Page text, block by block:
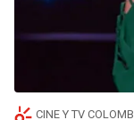
CINE Y TV